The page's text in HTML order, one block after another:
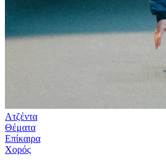
Ατζέντα
Θέματα
Επίκαιρα
Χορός